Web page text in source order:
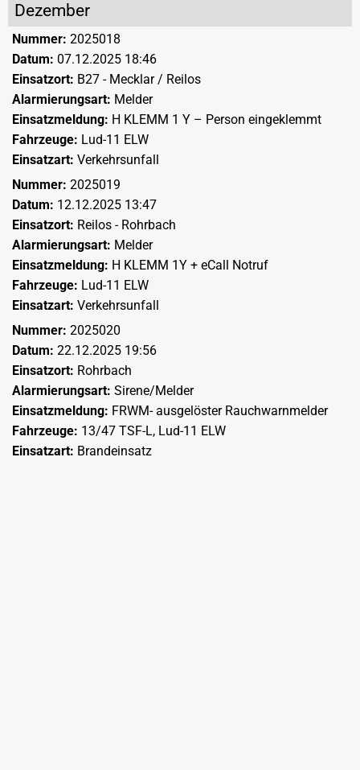
Dezember
Nummer: 2025018
Datum: 07.12.2025 18:46
Einsatzort: B27 - Mecklar / Reilos
Alarmierungsart: Melder
Einsatzmeldung: H KLEMM 1 Y – Person eingeklemmt
Fahrzeuge: Lud-11 ELW
Einsatzart: Verkehrsunfall
Nummer: 2025019
Datum: 12.12.2025 13:47
Einsatzort: Reilos - Rohrbach
Alarmierungsart: Melder
Einsatzmeldung: H KLEMM 1Y + eCall Notruf
Fahrzeuge: Lud-11 ELW
Einsatzart: Verkehrsunfall
Nummer: 2025020
Datum: 22.12.2025 19:56
Einsatzort: Rohrbach
Alarmierungsart: Sirene/Melder
Einsatzmeldung: FRWM- ausgelöster Rauchwarnmelder
Fahrzeuge: 13/47 TSF-L, Lud-11 ELW
Einsatzart: Brandeinsatz